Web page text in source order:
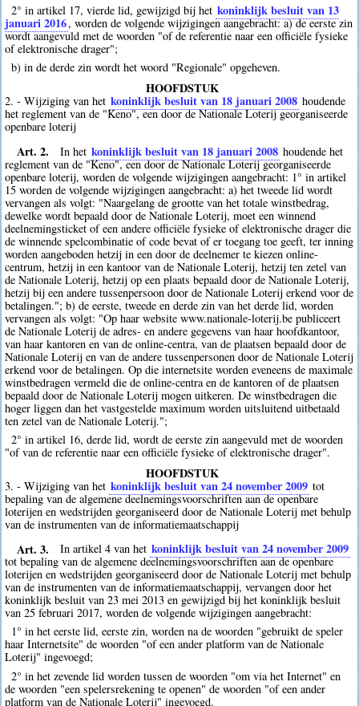
2° in artikel 17, vierde lid, gewijzigd bij het koninklijk besluit van 13
januari 2016, worden de volgende wijzigingen aangebracht: a) de eerste zin
wordt aangevuld met de woorden "of de referentie naar een officiële fysieke
of elektronische drager";
b) in de derde zin wordt het woord "Regionale" opgeheven.
HOOFDSTUK
2. - Wijziging van het koninklijk besluit van 18 januari 2008 houdende
het reglement van de "Keno", een door de Nationale Loterij georganiseerde
openbare loterij
Art. 2. In het koninklijk besluit van 18 januari 2008 houdende het
reglement van de "Keno", een door de Nationale Loterij georganiseerde
openbare loterij, worden de volgende wijzigingen aangebracht: 1° in artikel
15 worden de volgende wijzigingen aangebracht: a) het tweede lid wordt
vervangen als volgt: "Naargelang de grootte van het totale winstbedrag,
dewelke wordt bepaald door de Nationale Loterij, moet een winnend
deelnemingsticket of een andere officiële fysieke of elektronische drager die
de winnende spelcombinatie of code bevat of er toegang toe geeft, ter inning
worden aangeboden hetzij in een door de deelnemer te kiezen online-
centrum, hetzij in een kantoor van de Nationale Loterij, hetzij ten zetel van
de Nationale Loterij, hetzij op een plaats bepaald door de Nationale Loterij,
hetzij bij een andere tussenpersoon door de Nationale Loterij erkend voor de
betalingen."; b) de eerste, tweede en derde zin van het derde lid, worden
vervangen als volgt: "Op haar website www.nationale-loterij.be publiceert
de Nationale Loterij de adres- en andere gegevens van haar hoofdkantoor,
van haar kantoren en van de online-centra, van de plaatsen bepaald door de
Nationale Loterij en van de andere tussenpersonen door de Nationale Loterij
erkend voor de betalingen. Op die internetsite worden eveneens de maximale
winstbedragen vermeld die de online-centra en de kantoren of de plaatsen
bepaald door de Nationale Loterij mogen uitkeren. De winstbedragen die
hoger liggen dan het vastgestelde maximum worden uitsluitend uitbetaald
ten zetel van de Nationale Loterij.";
2° in artikel 16, derde lid, wordt de eerste zin aangevuld met de woorden
"of van de referentie naar een officiële fysieke of elektronische drager".
HOOFDSTUK
3. - Wijziging van het koninklijk besluit van 24 november 2009 tot
bepaling van de algemene deelnemingsvoorschriften aan de openbare
loterijen en wedstrijden georganiseerd door de Nationale Loterij met behulp
van de instrumenten van de informatiemaatschappij
Art. 3. In artikel 4 van het koninklijk besluit van 24 november 2009
tot bepaling van de algemene deelnemingsvoorschriften aan de openbare
loterijen en wedstrijden georganiseerd door de Nationale Loterij met behulp
van de instrumenten van de informatiemaatschappij, vervangen door het
koninklijk besluit van 23 mei 2013 en gewijzigd bij het koninklijk besluit
van 25 februari 2017, worden de volgende wijzigingen aangebracht:
1° in het eerste lid, eerste zin, worden na de woorden "gebruikt de speler
haar Internetsite" de woorden "of een ander platform van de Nationale
Loterij" ingevoegd;
2° in het zevende lid worden tussen de woorden "om via het Internet" en
de woorden "een spelersrekening te openen" de woorden "of een ander
platform van de Nationale Loterij" ingevoegd.